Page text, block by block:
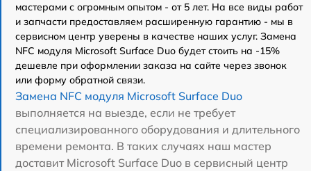
мастерами с огромным опытом - от 5 лет. На все виды работ
и запчасти предоставляем расширенную гарантию - мы в
сервисном центр уверены в качестве наших услуг. Замена
NFC модуля Microsoft Surface Duo будет стоить на -15%
дешевле при оформлении заказа на сайте через звонок
или форму обратной связи.
Замена NFC модуля Microsoft Surface Duo
выполняется на выезде, если не требует
специализированного оборудования и длительного
времени ремонта. В таких случаях наш мастер
доставит Microsoft Surface Duo в сервисный центр